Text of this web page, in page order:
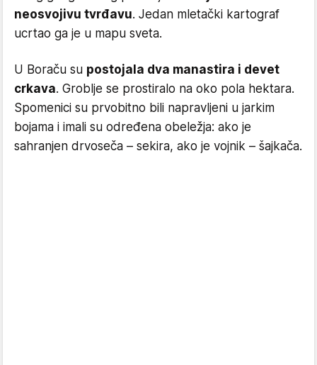
neosvojivu tvrđavu. Jedan mletački kartograf
ucrtao ga je u mapu sveta.
U Boraču su postojala dva manastira i devet
crkava. Groblje se prostiralo na oko pola hektara.
Spomenici su prvobitno bili napravljeni u jarkim
bojama i imali su određena obeležja: ako je
sahranjen drvoseča – sekira, ako je vojnik – šajkača.